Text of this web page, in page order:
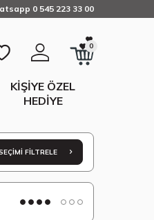
0 545 223 33 00
0
KIŞIYE ÖZEL
HEDIYE
FILTRELE